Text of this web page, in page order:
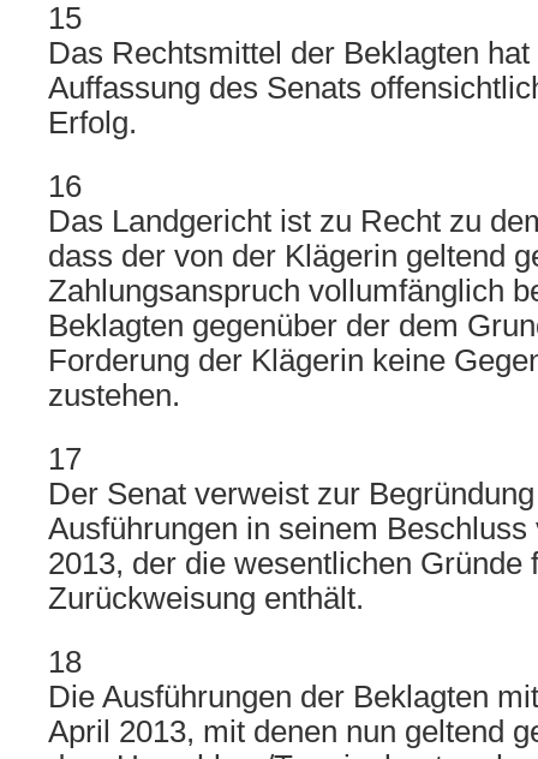
15
Das Rechtsmittel der Beklagten
Auffassung des Senats
Erfolg.
16
Das Landgericht ist zu Recht zu
dass der von der Klägerin geltend
Zahlungsanspruch vollumfänglich
Beklagten gegenüber der dem
Forderung der Klägerin keine
zustehen.
17
Der Senat verweist zur
Ausführungen in seinem
2013, der die wesentlichen Gründe
Zurückweisung enthält.
18
Die Ausführungen der Beklagten
April 2013, mit denen nun geltend